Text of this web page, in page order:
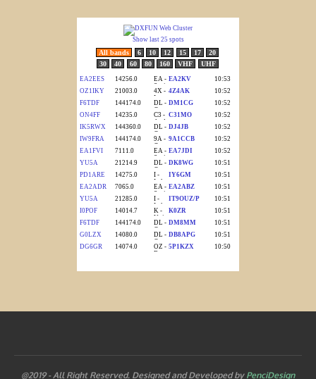
@2019 - All Right Reserved. Designed and Developed by PenciDesign